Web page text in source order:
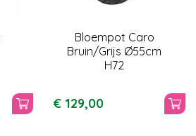
Bloempot Caro
Bruin/Grijs Ø55cm
H72
€ 129,00